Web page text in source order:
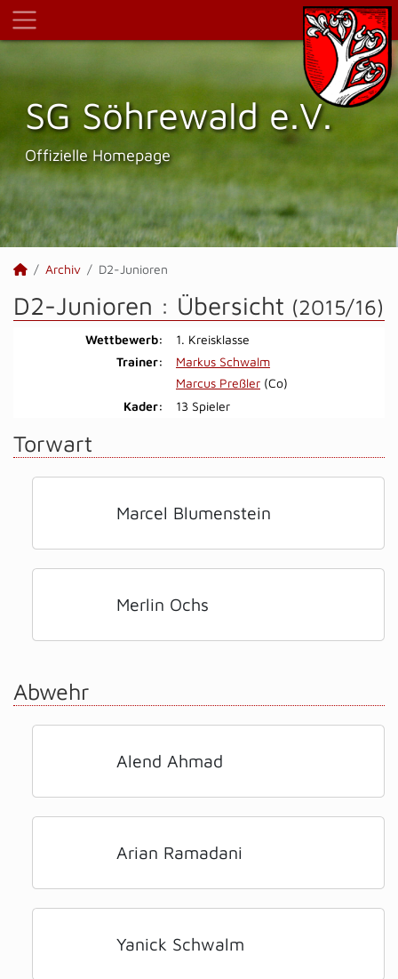
SG Söhrewald e.V.
Offizielle Homepage
Archiv D2-Junioren
D2-Junioren : Übersicht (2015/16)
Wettbewerb:
1. Kreisklasse
Trainer:
Markus Schwalm
Marcus Preßler (Co)
Kader:
13 Spieler
Torwart
Marcel Blumenstein
Merlin Ochs
Abwehr
Alend Ahmad
Arian Ramadani
Yanick Schwalm